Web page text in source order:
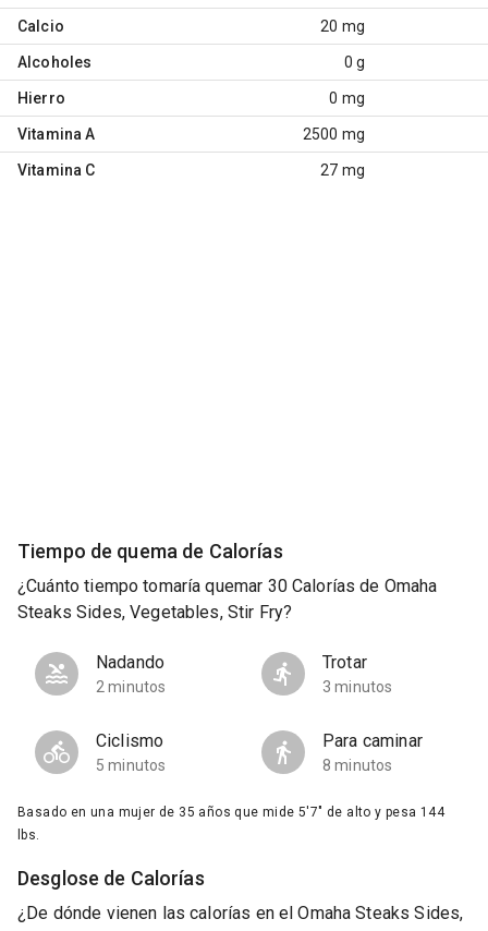
Calcio 20 mg
Alcoholes 0 g
Hierro 0 mg
Vitamina A 2500 mg
Vitamina C 27 mg
Tiempo de quema de Calorías
¿Cuánto tiempo tomaría quemar 30 Calorías de Omaha
Steaks Sides, Vegetables, Stir Fry?
Nadando
2 minutos
Trotar
3 minutos
Ciclismo
5 minutos
Para caminar
8 minutos
Basado en una mujer de 35 años que mide 5'7" de alto y pesa 144
lbs.
Desglose de Calorías
¿De dónde vienen las calorías en el Omaha Steaks Sides,